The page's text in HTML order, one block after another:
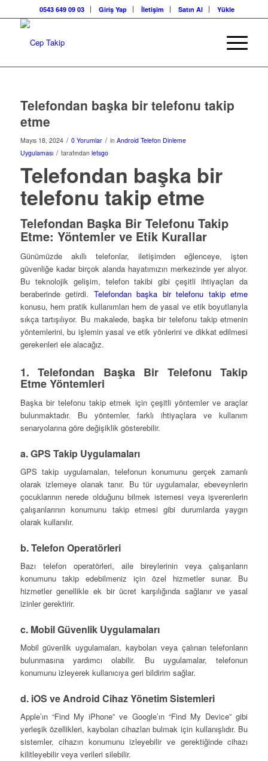
0543 649 09 03 Giriş Yap İletişim Satın Al Yükle
Telefondan başka bir telefonu takip
etme
Mayıs 18, 2024 / 0 Yorumlar / in Android Telefon Dinleme
Uygulaması / tarafından letsgo
Telefondan başka bir
telefonu takip etme
Telefondan Başka Bir Telefonu Takip
Etme: Yöntemler ve Etik Kurallar
Günümüzde akıllı telefonlar, iletişimden eğlenceye, işten
güvenliğe kadar birçok alanda hayatımızın merkezinde yer alıyor.
Bu teknolojik gelişim, telefon takibi gibi çeşitli ihtiyaçları da
beraberinde getirdi. Telefondan başka bir telefonu takip etme
konusu, hem pratik kullanımları hem de yasal ve etik boyutlarıyla
sıkça tartışılıyor. Bu makalede, başka bir telefonu takip etmenin
yöntemlerini, bu işlemin yasal ve etik yönlerini ve dikkat edilmesi
gerekenleri ele alacağız.
1. Telefondan Başka Bir Telefonu Takip
Etme Yöntemleri
Başka bir telefonu takip etmek için çeşitli yöntemler ve araçlar
bulunmaktadır. Bu yöntemler, farklı ihtiyaçlara ve kullanım
senaryolarına göre değişiklik gösterebilir.
a. GPS Takip Uygulamaları
GPS takip uygulamaları, telefonun konumunu gerçek zamanlı
olarak izlemeye olanak tanır. Bu tür uygulamalar, ebeveynlerin
çocuklarının nerede olduğunu bilmek istemesi veya işverenlerin
çalışanlarının konumunu takip etmesi gibi durumlarda yaygın
olarak kullanılır.
b. Telefon Operatörleri
Bazı telefon operatörleri, aile bireylerinin veya çalışanların
konumunu takip edebilmeniz için özel hizmetler sunar. Bu
hizmetler genellikle ek bir ücret karşılığında sağlanır ve yasal
izinler gerektirir.
c. Mobil Güvenlik Uygulamaları
Mobil güvenlik uygulamaları, kaybolan veya çalınan telefonların
bulunmasına yardımcı olabilir. Bu uygulamalar, telefonun
konumunu izleyerek kullanıcıya geri bildirim sağlar.
d. iOS ve Android Cihaz Yönetim Sistemleri
Apple’ın “Find My iPhone” ve Google’ın “Find My Device” gibi
yerleşik özellikleri, kaybolan cihazları bulmak için kullanışlıdır. Bu
sistemler, cihazın konumunu izleyebilir ve gerektiğinde cihazı
kilitleyebilir veya verileri silebilir.